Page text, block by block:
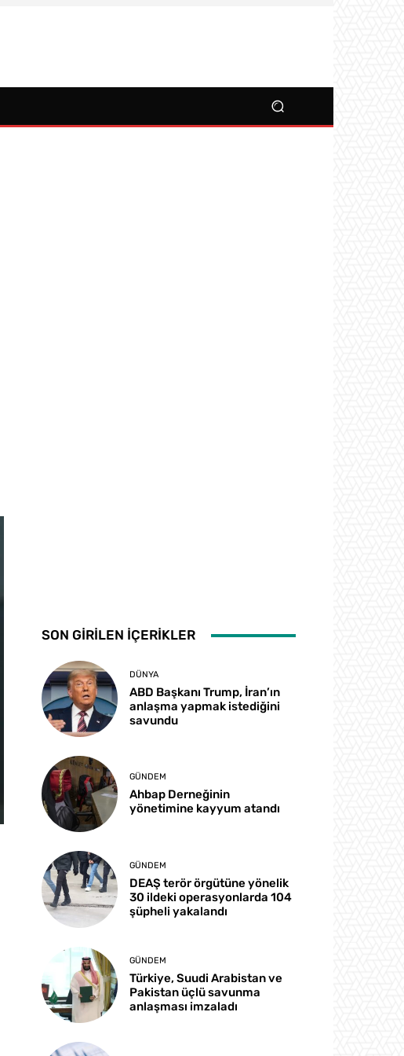
SON GİRİLEN İÇERİKLER
DÜNYA
ABD Başkanı Trump, İran’ın
anlaşma yapmak istediğini
savundu
GÜNDEM
Ahbap Derneğinin
yönetimine kayyum atandı
GÜNDEM
DEAŞ terör örgütüne yönelik
30 ildeki operasyonlarda 104
şüpheli yakalandı
GÜNDEM
Türkiye, Suudi Arabistan ve
Pakistan üçlü savunma
anlaşması imzaladı